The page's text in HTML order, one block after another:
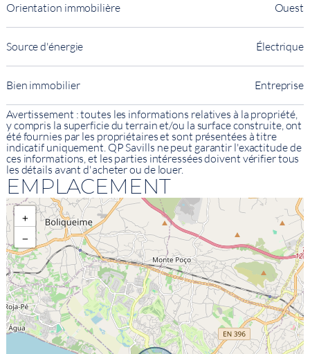
Orientation immobilière Ouest
Source d'énergie Électrique
Bien immobilier Entreprise
Avertissement : toutes les informations relatives à la propriété,
y compris la superficie du terrain et/ou la surface construite, ont
été fournies par les propriétaires et sont présentées à titre
indicatif uniquement. QP Savills ne peut garantir l'exactitude de
ces informations, et les parties intéressées doivent vérifier tous
les détails avant d'acheter ou de louer.
EMPLACEMENT
+
−